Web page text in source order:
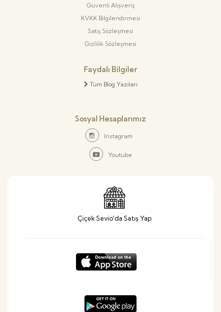
Güvenli Alışveriş
KVKK Bilgilendirmesi
Satış Sözleşmesi
Gizlilik Sözleşmesi
Faydalı Bilgiler
Tüm Blog Yazıları
Sosyal Hesaplarımız
Instagram
Youtube
Çiçek Sevio'da Satış Yap